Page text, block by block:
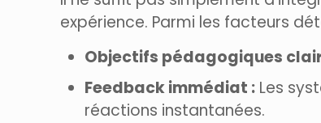
expérience. Parmi les facteurs
Objectifs pédagogiques
Feedback immédiat : Les
réactions instantanées.